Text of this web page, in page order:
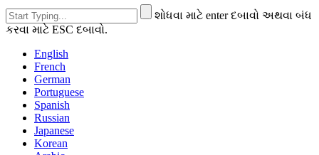
શોધવા માટે enter દબાવો અથવા બંધ
કરવા માટે ESC દબાવો.
English
French
German
Portuguese
Spanish
Russian
Japanese
Korean